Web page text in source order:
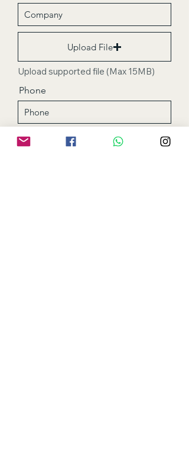
Upload File
Upload supported file (Max 15MB)
Phone
Address